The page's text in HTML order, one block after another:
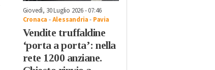
Giovedì, 30 Luglio 2026 - 07:46
Cronaca -Alessandria- Pavia
Vendite truffaldine
‘porta a porta’: nella
rete 1200 anziane.